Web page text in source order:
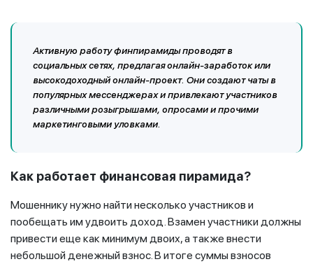
Активную работу финпирамиды проводят в
социальных сетях, предлагая онлайн-заработок или
высокодоходный онлайн-проект. Они создают чаты в
популярных мессенджерах и привлекают участников
различными розыгрышами, опросами и прочими
маркетинговыми уловками.
Как работает финансовая пирамида?
Мошеннику нужно найти несколько участников и
пообещать им удвоить доход. Взамен участники должны
привести еще как минимум двоих, а также внести
небольшой денежный взнос. В итоге суммы взносов